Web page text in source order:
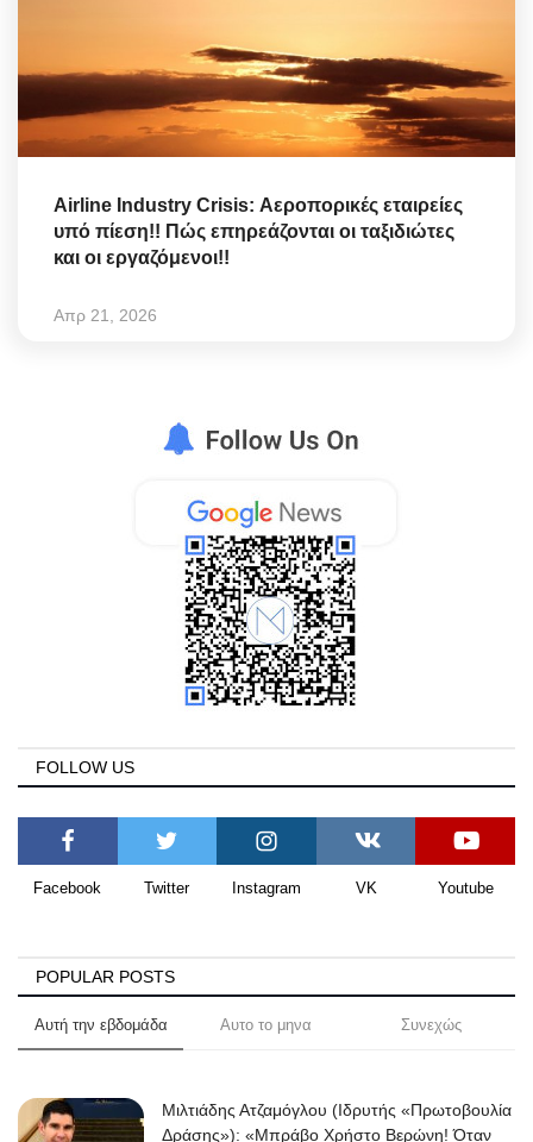
Airline Industry Crisis: Αεροπορικές εταιρείες
υπό πίεση!! Πώς επηρεάζονται οι ταξιδιώτες
και οι εργαζόμενοι!!
Απρ 21, 2026
FOLLOW US
Facebook Twitter Instagram VK Youtube
POPULAR POSTS
Αυτή την εβδομάδα Αυτο το μηνα Συνεχώς
Μιλτιάδης Ατζαμόγλου (Ιδρυτής «Πρωτοβουλία
Δράσης»): «Μπράβο Χρήστο Βερώνη! Όταν